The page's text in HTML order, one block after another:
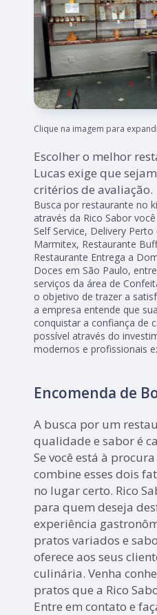
Clique na imagem para
Escolher o melhor
Lucas exige que
critérios de avaliação.
Busca por restaurante no
através da Rico Sabor
Self Service, Delivery
Marmitex, Restaurante
Restaurante Entrega a
Doces em São Paulo,
serviços da área de
o objetivo de trazer a
a empresa entende que
conquistar a confiança de
possível através do
modernos e profissionais
Encomenda de
A busca por um
qualidade e sabor é
Se você está à
combine esses dois
no lugar certo. Rico
para quem deseja
experiência
pratos variados e
oferece aos seus
culinária. Venha
pratos que a Rico
Entre em contato e